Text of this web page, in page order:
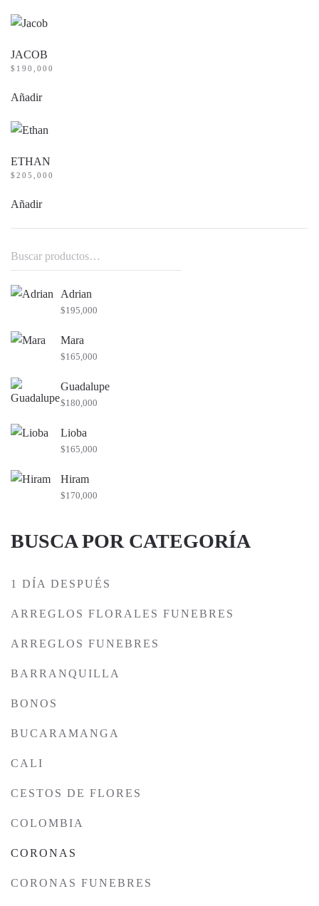
JACOB
$ 190,000
Añadir
ETHAN
$ 205,000
Añadir
Buscar
por:
Adrian
$195,000
Mara
$165,000
Guadalupe
$180,000
Lioba
$165,000
Hiram
$170,000
BUSCA POR CATEGORÍA
1 DÍA DESPUÉS
ARREGLOS FLORALES FUNEBRES
ARREGLOS FUNEBRES
BARRANQUILLA
BONOS
BUCARAMANGA
CALI
CESTOS DE FLORES
COLOMBIA
CORONAS
CORONAS FUNEBRES